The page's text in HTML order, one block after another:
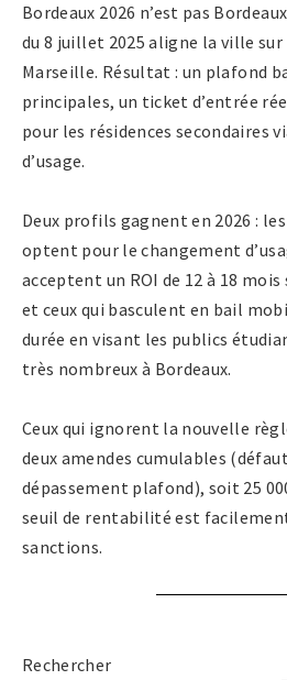
Bordeaux 2026 n’est pas
du 8 juillet 2025 aligne la ville sur
Marseille. Résultat : un plafond
principales, un ticket d’entrée
pour les résidences secondaires
d’usage.
Deux profils gagnent en 2026 :
optent pour le changement
acceptent un ROI de 12 à 18
et ceux qui basculent en bail
durée en visant les publics
très nombreux à Bordeaux.
Ceux qui ignorent la nouvelle
deux amendes cumulables
dépassement plafond), soit 25
seuil de rentabilité est
sanctions.
Rechercher